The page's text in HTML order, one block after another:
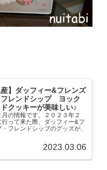
産】ダッフィー&フレンズ
レンドシップ ヨック
クッキーが美味しい♪
の情報です。２０２３年２
って来た際、ダッフィー&フ
フレンドシップのグッズが、
2023.03.06